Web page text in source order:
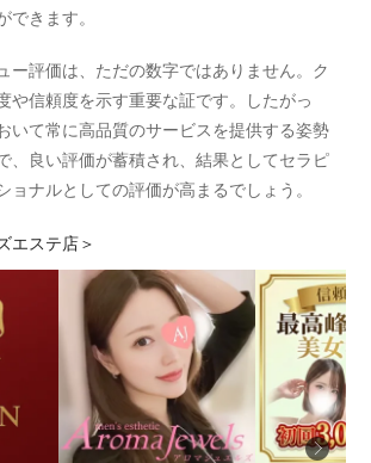
きます。
ー評価は、ただの数字ではありません。ク
や信頼度を示す重要な証です。したがっ
いて常に高品質のサービスを提供する姿勢
、良い評価が蓄積され、結果としてセラピ
ョナルとしての評価が高まるでしょう。
エステ店＞